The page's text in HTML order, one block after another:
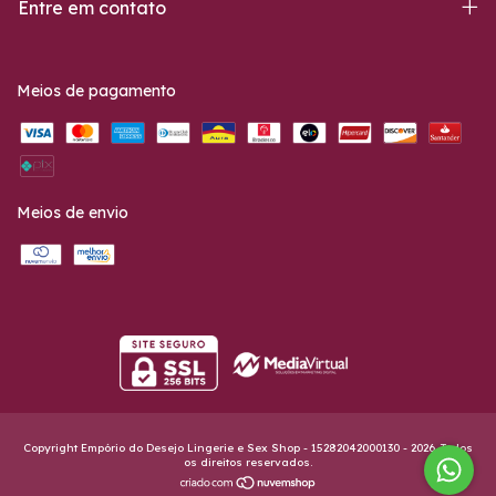
Entre em contato
Meios de pagamento
Meios de envio
Copyright Empório do Desejo Lingerie e Sex Shop - 15282042000130 - 2026. Todos
os direitos reservados.